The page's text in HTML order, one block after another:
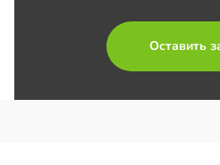
Оставить